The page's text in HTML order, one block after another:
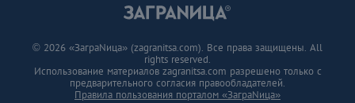
© 2026 «ЗаграNица» (zagranitsa.com). Все права защищены. All
rights reserved.
Использование материалов zagranitsa.com разрешено только с
предварительного согласия правообладателей.
Правила пользования порталом «ЗаграNица»